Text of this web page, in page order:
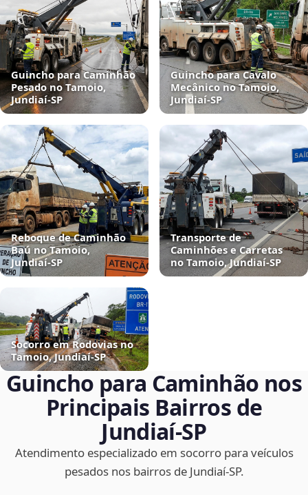
Guincho para Caminhão
Pesado no Tamoio,
Jundiaí‑SP
Guincho para Cavalo
Mecânico no Tamoio,
Jundiaí‑SP
Reboque de Caminhão
Baú no Tamoio,
Jundiaí‑SP
Transporte de
Caminhões e Carretas
no Tamoio, Jundiaí‑SP
Socorro em Rodovias no
Tamoio, Jundiaí‑SP
Guincho para Caminhão nos
Principais Bairros de
Jundiaí‑SP
Atendimento especializado em socorro para veículos
pesados nos bairros de Jundiaí‑SP.